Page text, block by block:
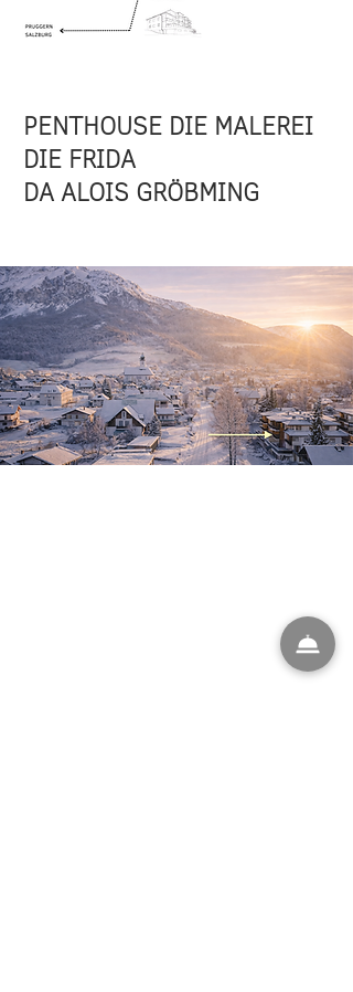
PENTHOUSE DIE MALEREI
DIE FRIDA
DA ALOIS GRÖBMING